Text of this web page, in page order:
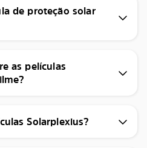
de proteção solar
as películas
Solarplexius?